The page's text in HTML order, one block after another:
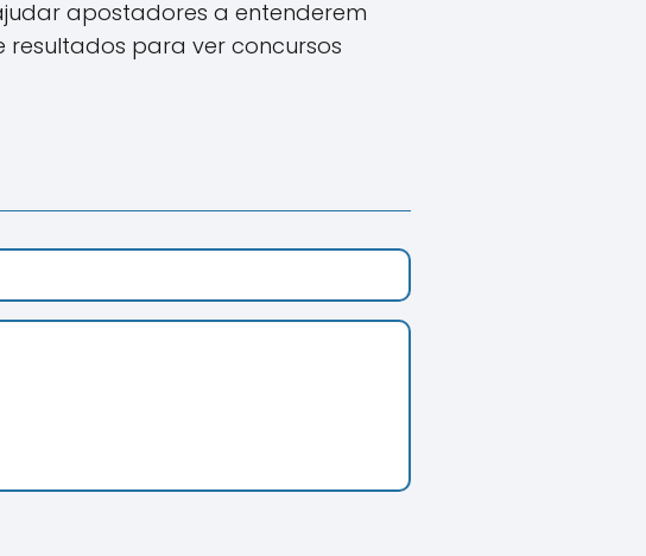
apostadores a entenderem
para ver concursos